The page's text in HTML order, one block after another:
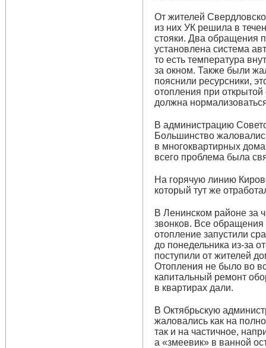
От жителей
из них УК решила в
стояки. Два обращения
установлена система
то есть температура
за окном. Также были
пояснили ресурсники,
отопления при
должна
В администрацию
Большинство
в многоквартирных
всего проблема была
На горячую линию
который тут же
В Ленинском районе за
звонков. Все
отопление запустили
до понедельника из-за
поступили от жителей
Отопления не было во
капитальный ремонт
в квартирах дали.
В Октябрьскую
жаловались как на
так и на частичное,
а «змеевик» в ванной